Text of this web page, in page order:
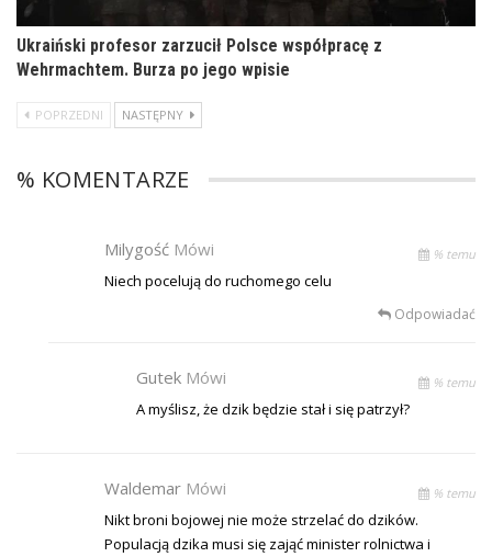
Ukraiński profesor zarzucił Polsce współpracę z
Wehrmachtem. Burza po jego wpisie
POPRZEDNI NASTĘPNY
% KOMENTARZE
Milygość Mówi % temu
Niech pocelują do ruchomego celu
Odpowiadać
Gutek Mówi % temu
A myślisz, że dzik będzie stał i się patrzył?
Waldemar Mówi % temu
Nikt broni bojowej nie może strzelać do dzików.
Populacją dzika musi się zająć minister rolnictwa i